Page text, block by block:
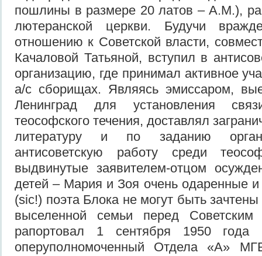
пошлины в размере 20 латов – А.М.),
лютеранской церкви. Будучи
отношению к Советской власти,
Качаловой Татьяной, вступил в
организацию, где принимал активное
а/с сборищах. Являясь эмиссаром,
Ленинград для установления
теософского течения, доставлял
литературу и по заданию
антисоветскую работу среди
выдвинутые заявителем-отцом
детей – Мария и Зоя очень одаренные
(sic!) поэта Блока не могут быть
выселенной семьи перед Советским
рапортовал 1 сентября 1950 года
оперуполномоченный Отдела «А»